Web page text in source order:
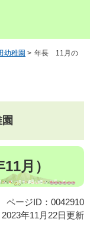
幼稚園 > 年長 11月の
月）
ページID：0042910
年11月22日更新